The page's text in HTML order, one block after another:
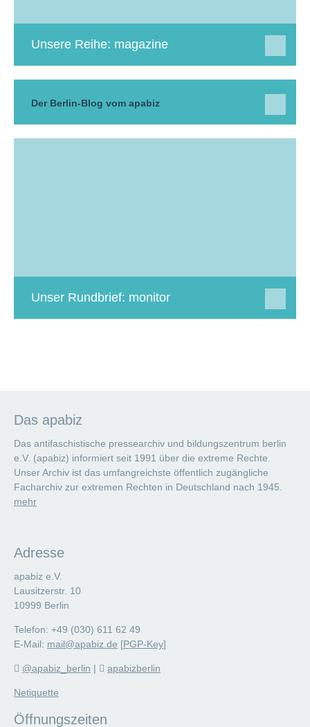
Unsere Reihe: magazine
Der Berlin-Blog vom apabiz
Unser Rundbrief: monitor
Das apabiz
Das antifaschistische pressearchiv und bildungszentrum berlin
e.V. (apabiz) informiert seit 1991 über die extreme Rechte.
Unser Archiv ist das umfangreichste öffentlich zugängliche
Facharchiv zur extremen Rechten in Deutschland nach 1945.
mehr
Adresse
apabiz e.V.
Lausitzerstr. 10
10999 Berlin
Telefon: +49 (030) 611 62 49
E-Mail: mail@apabiz.de [PGP-Key]
@apabiz_berlin | apabizberlin
Netiquette
Öffnungszeiten